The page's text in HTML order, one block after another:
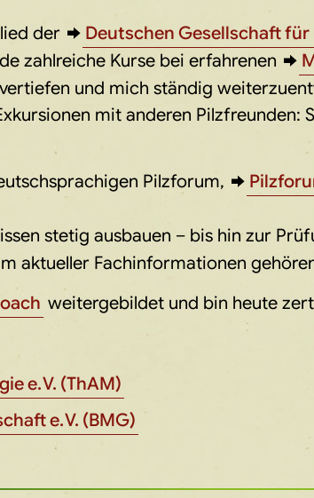
der Deutschen Gesellschaft für
zahlreiche Kurse bei erfahrenen
und mich ständig
mit anderen Pilzfreunden:
Pilzforum,
stetig ausbauen – bis hin zur
aktueller Fachinformationen
weitergebildet und bin heute
e. V. (ThAM)
e. V. (BMG)